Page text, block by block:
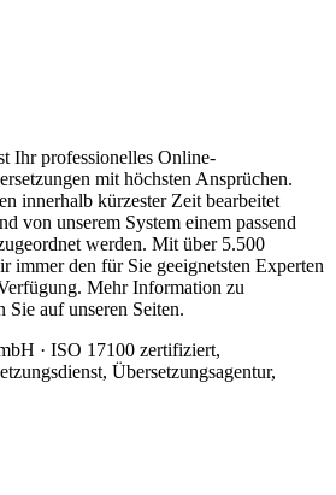
Ihr professionelles Online-
mit höchsten Ansprüchen.
innerhalb kürzester Zeit bearbeitet
von unserem System einem passend
werden. Mit über 5.500
immer den für Sie geeignetsten Experten
Mehr Information zu
Sie auf unseren Seiten.
· ISO 17100 zertifiziert,
Übersetzungsagentur,